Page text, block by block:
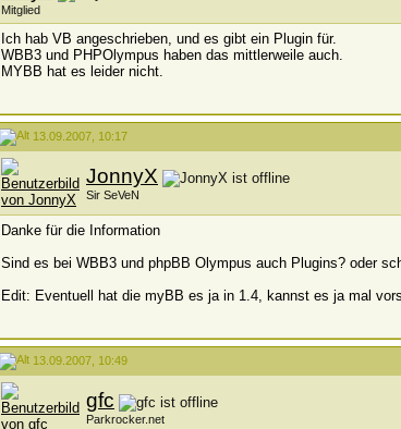
Mitglied
Ich hab VB angeschrieben, und es gibt ein Plugin für.
WBB3 und PHPOlympus haben das mittlerweile auch.
MYBB hat es leider nicht.
13.09.2007, 10:17
JonnyX
Sir SeVeN
Danke für die Information
Sind es bei WBB3 und phpBB Olympus auch Plugins? oder
Edit: Eventuell hat die myBB es ja in 1.4, kannst es ja mal
13.09.2007, 10:49
gfc
Parkrocker.net